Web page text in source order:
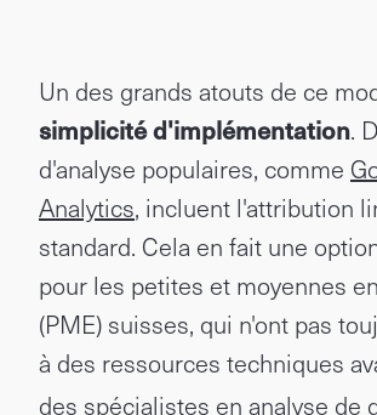
Un des grands atouts de ce
simplicité d'implémentation.
d'analyse populaires, comme
Analytics, incluent l'attribution
standard. Cela en fait une
pour les petites et moyennes
(PME) suisses, qui n'ont pas
à des ressources techniques
des spécialistes en analyse de